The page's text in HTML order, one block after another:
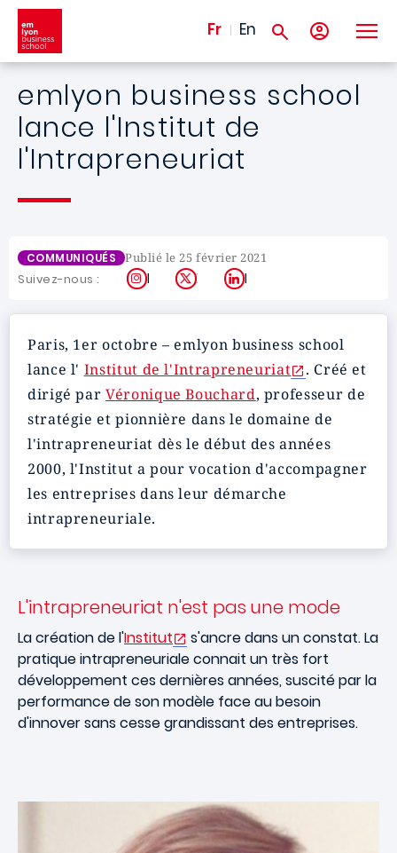
Aller au contenu principal
Fr En
emlyon business school
lance l'Institut de
l'Intrapreneuriat
COMMUNIQUÉS Publié le 25 février 2021
Suivez-nous : Instagram
X LinkedIn
Paris, 1er octobre – emlyon business school
lance l' Institut de l'Intrapreneuriat
. Créé et
dirigé parVéronique Bouchard, professeur de
stratégie et pionnière dans le domaine de
l'intrapreneuriat dès le début des années
2000, l'Institut a pour vocation d'accompagner
les entreprises dans leur démarche
intrapreneuriale.
L'intrapreneuriat n'est pas une mode
La création de l'Institut
s'ancre dans un constat. La
pratique intrapreneuriale connait un très fort
développement ces dernières années, suscité par la
performance de son modèle face au besoin
d'innover sans cesse grandissant des entreprises.